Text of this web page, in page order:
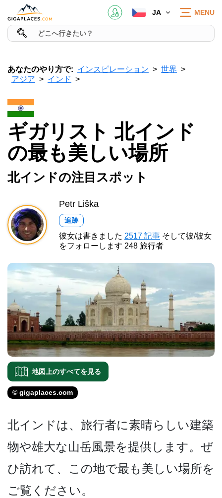
JA MENU
あなたのやり方で: インスピレーション
世界
アジア
インド
ギガリスト 北インド
の最も美しい場所
北インドの注目スポット
Petr Liška
追跡
彼女は書きました 2517 記事 そして彼/彼女
をフォローします 248 旅行者
地図上のすべてを見る
© gigaplaces.com
北インドは、旅行者に素晴ら­しい建築
物や雄大な山岳風景を提供します。ぜ
ひ訪れ­て、この地で最も美しい場所を
ご覧ください。